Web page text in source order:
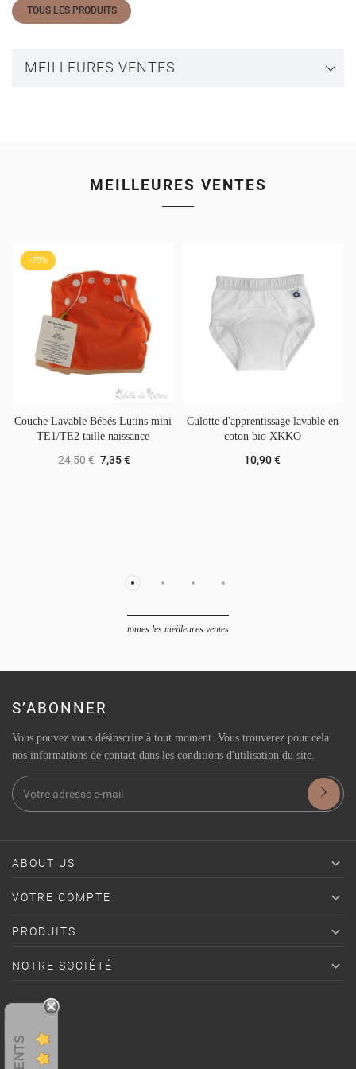
TOUS LES PRODUITS
MEILLEURES VENTES
MEILLEURES VENTES
-70%
Couche Lavable Bébés Lutins mini
TE1/TE2 taille naissance
24,50 € 7,35 €
Culotte d'apprentissage lavable en
coton bio XKKO
10,90 €
toutes les meilleures ventes
S’ABONNER
Vous pouvez vous désinscrire à tout moment. Vous trouverez pour cela
nos informations de contact dans les conditions d'utilisation du site.
ABOUT US 
VOTRE COMPTE 
PRODUITS 
NOTRE SOCIÉTÉ 